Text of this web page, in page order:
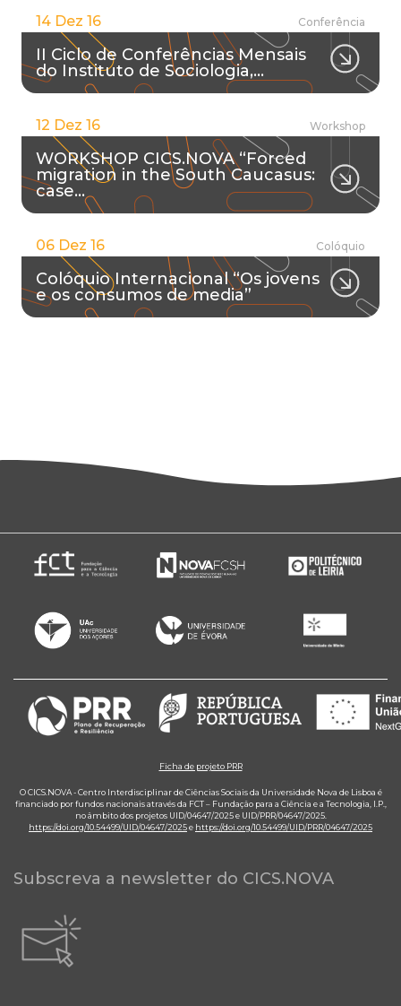
14 Dez 16 Conferência
II Ciclo de Conferências Mensais
do Instituto de Sociologia,…
12 Dez 16 Workshop
WORKSHOP CICS.NOVA “Forced
migration in the South Caucasus:
case…
06 Dez 16 Colóquio
Colóquio Internacional “Os jovens
e os consumos de media”
Ficha de projeto PRR
O CICS.NOVA - Centro Interdisciplinar de Ciências Sociais da Universidade Nova de Lisboa é
financiado por fundos nacionais através da FCT – Fundação para a Ciência e a Tecnologia, I.P.,
no âmbito dos projetos UID/04647/2025 e UID/PRR/04647/2025.
https://doi.org/10.54499/UID/04647/2025e https://doi.org/10.54499/UID/PRR/04647/2025
Subscreva a newsletter do CICS.NOVA